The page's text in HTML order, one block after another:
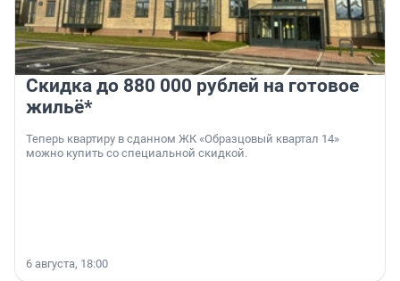
Скидка до 880 000 рублей на готовое
жильё*
Теперь квартиру в сданном ЖК «Образцовый квартал 14»
можно купить со специальной скидкой.
6 августа, 18:00